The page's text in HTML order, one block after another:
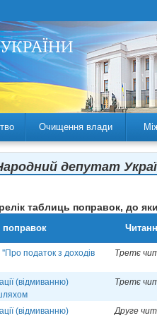
Очищення влади
депутат
таблиць поправок, до
поправок
податок з доходів
Третє
(відмиванню)
Третє
(відмиванню)
Друге